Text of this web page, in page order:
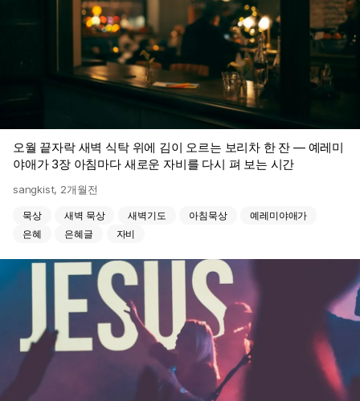
오월 끝자락 새벽 식탁 위에 김이 오르는 보리차 한 잔 — 예레미
야애가 3장 아침마다 새로운 자비를 다시 펴 보는 시간
sangkist, 2개월전
묵상 새벽 묵상 새벽기도 아침묵상
예레미야애가
은혜
은혜글 자비